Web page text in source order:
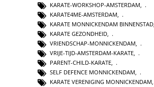
KARATE-WORKSHOP-AMSTERDAM
KARATE4ME-AMSTERDAM
KARATE MONNICKENDAM BINNENSTAD
KARATE GEZONDHEID
VRIENDSCHAP-MONNICKENDAM,
VRIJE-TIJD-AMSTERDAM-KARATE,
PARENT-CHILD-KARATE,
SELF DEFENCE MONNICKENDAM,
KARATE VERENIGING MONNICKENDAM,